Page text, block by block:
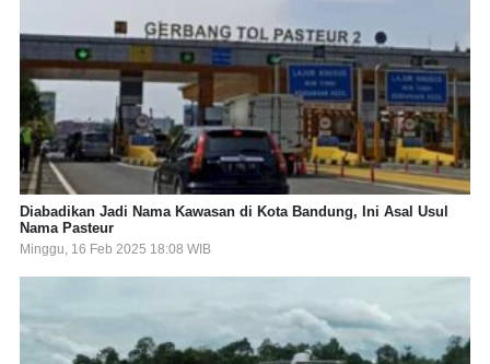
Diabadikan Jadi Nama Kawasan di Kota Bandung, Ini Asal Usul
Nama Pasteur
Minggu, 16 Feb 2025 18:08 WIB